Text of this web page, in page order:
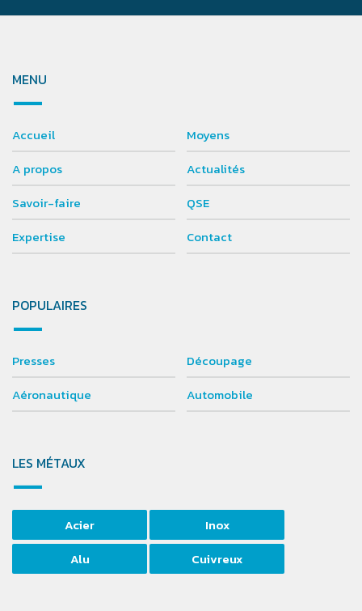
MENU
Accueil
A propos
Savoir-faire
Expertise
Moyens
Actualités
QSE
Contact
POPULAIRES
Presses
Aéronautique
Découpage
Automobile
LES MÉTAUX
Acier
Inox
Alu
Cuivreux